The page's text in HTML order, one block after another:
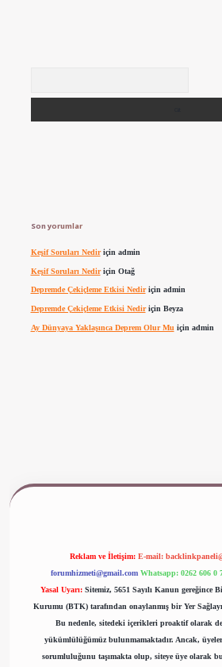
Son yorumlar
Keşif Soruları Nediriçin admin
Keşif Soruları Nediriçin Otağ
Depremde Çekiçleme Etkisi Nediriçin admin
Depremde Çekiçleme Etkisi Nediriçin Beyza
Ay Dünyaya Yaklaşınca Deprem Olur Mu için admin
Reklam ve İletişim: E-mail:
forumhizmeti@gmail.com Whatsapp: 0262 606 0
Yasal Uyarı: Sitemiz, 5651 Sayılı Kanun gereğince
Kurumu (BTK) tarafından onaylanmış bir Yer
Bu nedenle, sitedeki içerikleri proaktif olarak
yükümlülüğümüz bulunmamaktadır. Ancak,
sorumluluğunu taşımakta olup, siteye üye olarak